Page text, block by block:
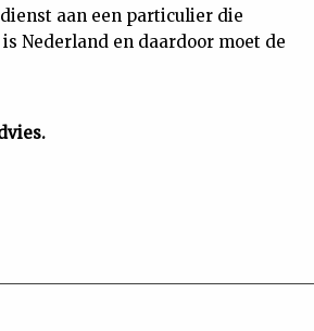
aan een particulier die
Nederland en daardoor moet de